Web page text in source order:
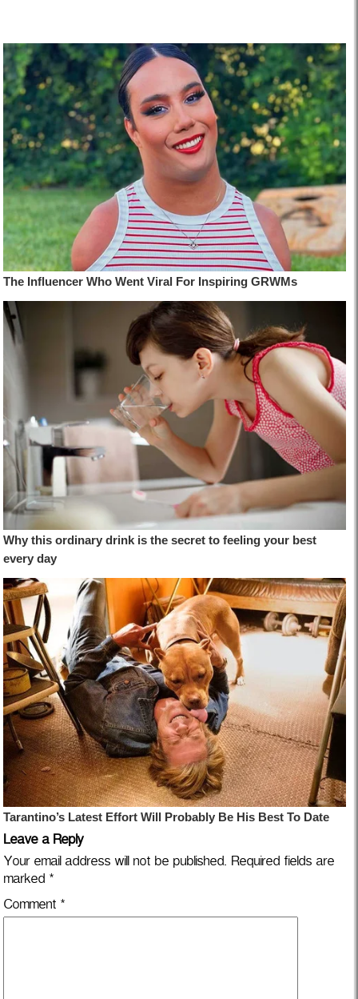
Leave a Reply
Your email address will not be published. Required fields are
marked *
Comment *